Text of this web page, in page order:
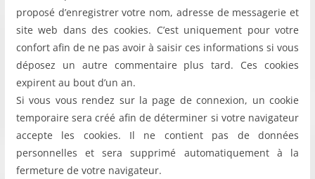
proposé d’enregistrer votre nom, adresse de messagerie et
site web dans des cookies. C’est uniquement pour votre
confort afin de ne pas avoir à saisir ces informations si vous
déposez un autre commentaire plus tard. Ces cookies
expirent au bout d’un an.
Si vous vous rendez sur la page de connexion, un cookie
temporaire sera créé afin de déterminer si votre navigateur
accepte les cookies. Il ne contient pas de données
personnelles et sera supprimé automatiquement à la
fermeture de votre navigateur.